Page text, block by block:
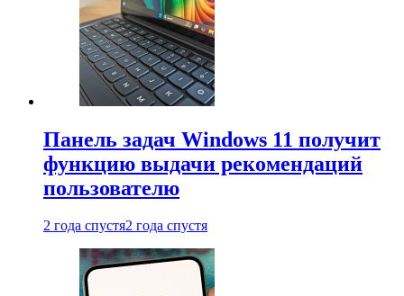
Панель задач Windows 11 получит
функцию выдачи рекомендаций
пользователю
2 года спустя2 года спустя